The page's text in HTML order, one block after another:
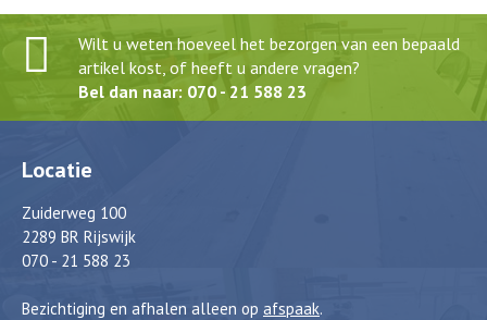
Wilt u weten hoeveel het bezorgen van een bepaald
artikel kost, of heeft u andere vragen?
Bel dan naar: 070 - 21 588 23
Locatie
Zuiderweg 100
2289 BR Rijswijk
070 - 21 588 23
Bezichtiging en afhalen alleen op afspaak.